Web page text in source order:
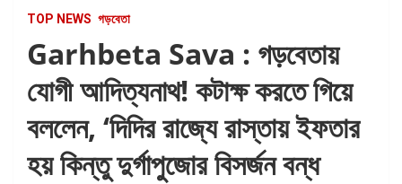
TOP NEWS গড়বেতা
Garhbeta Sava : গড়বেতায়
যোগী আদিত্যনাথ! কটাক্ষ করতে গিয়ে
বললেন, ‘দিদির রাজ্যে রাস্তায় ইফতার
হয় কিন্তু দুর্গাপুজোর বিসর্জন বন্ধ